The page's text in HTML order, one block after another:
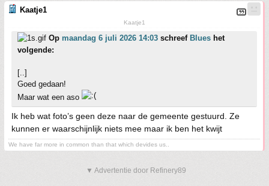
Kaatje1
Kaatje1
Op maandag 6 juli 2026 14:03 schreef Blues het
volgende:
[..]
Goed gedaan!
Maar wat een aso
Ik heb wat foto’s geen deze naar de gemeente gestuurd. Ze
kunnen er waarschijnlijk niets mee maar ik ben het kwijt
We have far more in common than that which devides us..
▼ Advertentie door Refinery89